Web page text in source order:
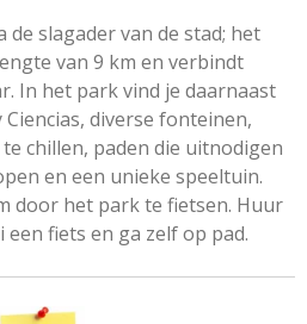
slagader van de stad; het
van 9 km en verbindt
In het park vind je daarnaast
Ciencias, diverse fonteinen,
chillen, paden die uitnodigen
en een unieke speeltuin.
door het park te fietsen. Huur
fiets en ga zelf op pad.